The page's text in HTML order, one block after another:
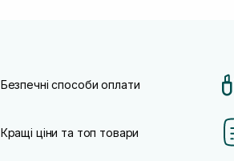
Безпечні способи оплати
Кращі ціни та топ товари